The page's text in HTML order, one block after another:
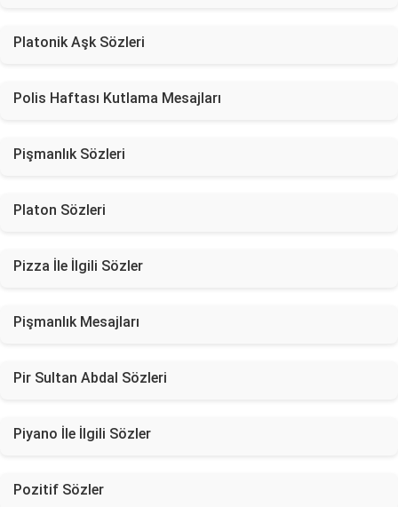
Platonik Aşk Sözleri
Polis Haftası Kutlama Mesajları
Pişmanlık Sözleri
Platon Sözleri
Pizza İle İlgili Sözler
Pişmanlık Mesajları
Pir Sultan Abdal Sözleri
Piyano İle İlgili Sözler
Pozitif Sözler